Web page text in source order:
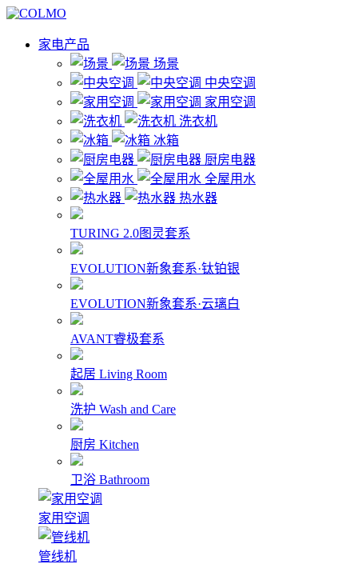
家电产品
场景
中央空调
家用空调
洗衣机
冰箱
厨房电器
全屋用水
热水器
TURING 2.0图灵套系
EVOLUTION新象套系·钛铂银
EVOLUTION新象套系·云璃白
AVANT睿极套系
起居 Living Room
洗护 Wash and Care
厨房 Kitchen
卫浴 Bathroom
家用空调
管线机